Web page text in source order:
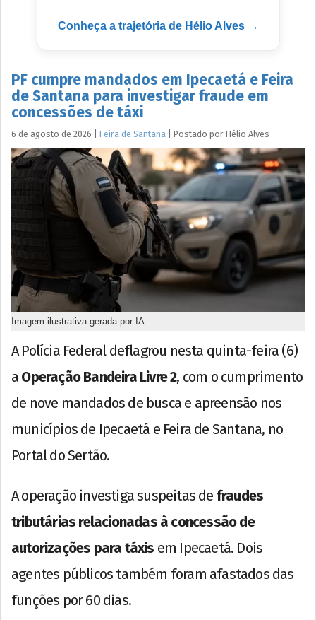
Conheça a trajetória de Hélio Alves →
PF cumpre mandados em Ipecaetá e Feira
de Santana para investigar fraude em
concessões de táxi
6 de agosto de 2026 Feira de Santana Postado por Hélio Alves
Imagem ilustrativa gerada por IA
A Polícia Federal deflagrou nesta quinta-feira (6)
a Operação Bandeira Livre 2, com o cumprimento
de nove mandados de busca e apreensão nos
municípios de Ipecaetá e Feira de Santana, no
Portal do Sertão.
A operação investiga suspeitas de fraudes
tributárias relacionadas à concessão de
autorizações para táxis em Ipecaetá. Dois
agentes públicos também foram afastados das
funções por 60 dias.